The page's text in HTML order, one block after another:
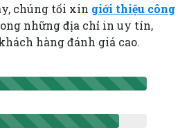
chúng tối xin giới thiệu công
những địa chỉ in uy tín,
hàng đánh giá cao.